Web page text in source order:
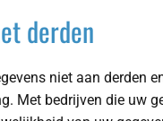
derden
niet aan
Met bedrijven die uw